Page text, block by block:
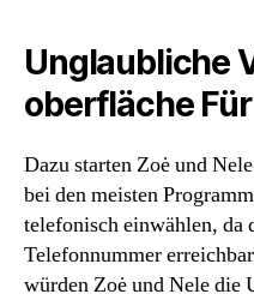
Unglaubliche
oberfläche
Dazu starten Zoė und
bei den meisten
telefo­nisch einwählen, da
Telefon­nummer
würden Zoė und Nele die